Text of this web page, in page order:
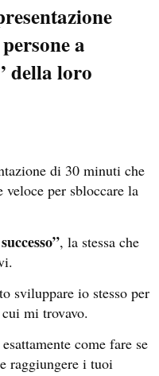
a
della loro
di 30 minuti che
per sbloccare la
, la stessa che
sviluppare io stesso per
mi trovavo.
come fare se
raggiungere i tuoi